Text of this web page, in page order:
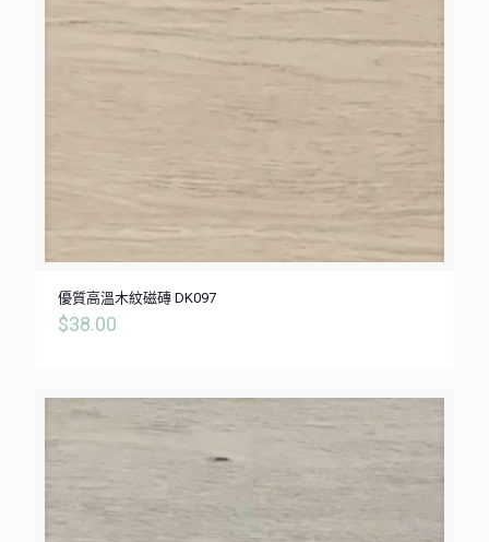
優質高溫木紋磁磚 DK097
$38.00